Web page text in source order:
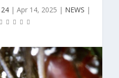
| Apr 14, 2025 | NEWS |